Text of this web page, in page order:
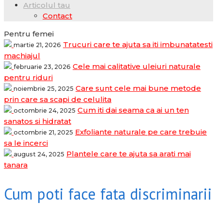
Articolul tau
Contact
Pentru femei
martie 21, 2026 Trucuri care te ajuta sa iti imbunatatesti
machiajul
februarie 23, 2026 Cele mai calitative uleiuri naturale
pentru riduri
noiembrie 25, 2025 Care sunt cele mai bune metode
prin care sa scapi de celulita
octombrie 24, 2025 Cum iti dai seama ca ai un ten
sanatos si hidratat
octombrie 21, 2025 Exfoliante naturale pe care trebuie
sa le incerci
august 24, 2025 Plantele care te ajuta sa arati mai
tanara
Cum poti face fata discriminarii